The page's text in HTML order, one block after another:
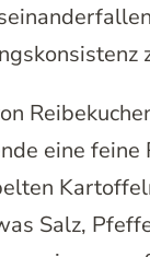
eine feine
Salz,